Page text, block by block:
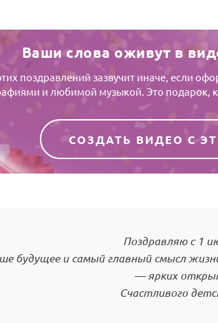
Ваши слова оживут в
поздравлений зазвучит иначе, если
и любимой музыкой. Это подарок,
СОЗДАТЬ ВИДЕО С
Поздравляю с 1
будущее и самый главный смысл
— ярких
Счастливого